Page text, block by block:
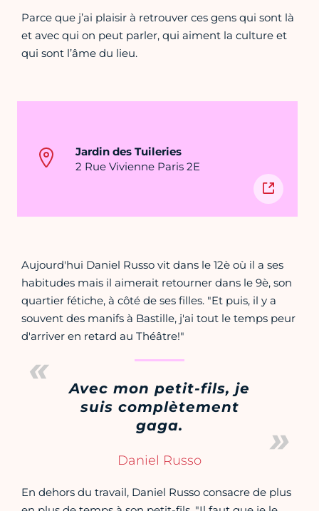
Parce que j’ai plaisir à retrouver ces gens qui sont là
et avec qui on peut parler, qui aiment la culture et
qui sont l’âme du lieu.
Jardin des Tuileries
2 Rue Vivienne Paris 2E
Aujourd'hui Daniel Russo vit dans le 12è où il a ses
habitudes mais il aimerait retourner dans le 9è, son
quartier fétiche, à côté de ses filles. "Et puis, il y a
souvent des manifs à Bastille, j'ai tout le temps peur
d'arriver en retard au Théâtre!"
Avec mon petit-fils, je
suis complètement
gaga.
Daniel Russo
En dehors du travail, Daniel Russo consacre de plus